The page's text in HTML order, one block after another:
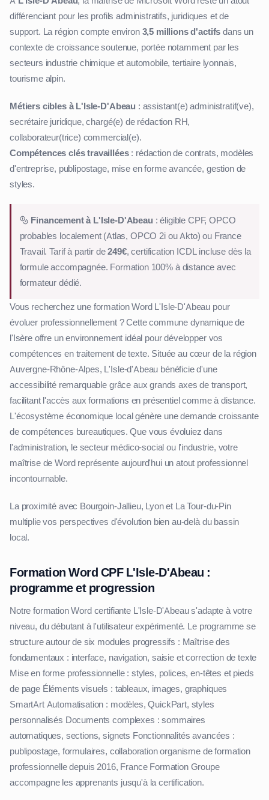
différenciant pour les profils administratifs, juridiques et de
support. La région compte environ 3,5 millions d'actifs dans un
contexte de croissance soutenue, portée notamment par les
secteurs industrie chimique et automobile, tertiaire lyonnais,
tourisme alpin.
Métiers cibles à L'Isle-D'Abeau : assistant(e) administratif(ve),
secrétaire juridique, chargé(e) de rédaction RH,
collaborateur(trice) commercial(e).
Compétences clés travaillées: rédaction de contrats, modèles
d'entreprise, publipostage, mise en forme avancée, gestion de
styles.
Financement à L'Isle-D'Abeau : éligible CPF, OPCO
probables localement (Atlas, OPCO 2i ou Akto) ou France
Travail. Tarif à partir de249€, certification ICDL incluse dès la
formule accompagnée. Formation 100% à distance avec
formateur dédié.
Vous recherchez une formation Word L'Isle-D'Abeau pour
évoluer professionnellement ? Cette commune dynamique de
l'Isère offre un environnement idéal pour développer vos
compétences en traitement de texte. Située au cœur de la région
Auvergne-Rhône-Alpes, L'Isle-d'Abeau bénéficie d'une
accessibilité remarquable grâce aux grands axes de transport,
facilitant l'accès aux formations en présentiel comme à distance.
L'écosystème économique local génère une demande croissante
de compétences bureautiques. Que vous évoluiez dans
l'administration, le secteur médico-social ou l'industrie, votre
maîtrise de Word représente aujourd'hui un atout professionnel
incontournable.
La proximité avec Bourgoin-Jallieu, Lyon et La Tour-du-Pin
multiplie vos perspectives d'évolution bien au-delà du bassin
local.
Formation Word CPF L'Isle-D'Abeau :
programme et progression
Notre formation Word certifiante L'Isle-D'Abeau s'adapte à votre
niveau, du débutant à l'utilisateur expérimenté. Le programme se
structure autour de six modules progressifs : Maîtrise des
fondamentaux : interface, navigation, saisie et correction de texte
Mise en forme professionnelle : styles, polices, en-têtes et pieds
de page Éléments visuels : tableaux, images, graphiques
SmartArt Automatisation : modèles, QuickPart, styles
personnalisés Documents complexes : sommaires
automatiques, sections, signets Fonctionnalités avancées :
publipostage, formulaires, collaboration organisme de formation
professionnelle depuis 2016, France Formation Groupe
accompagne les apprenants jusqu'à la certification.